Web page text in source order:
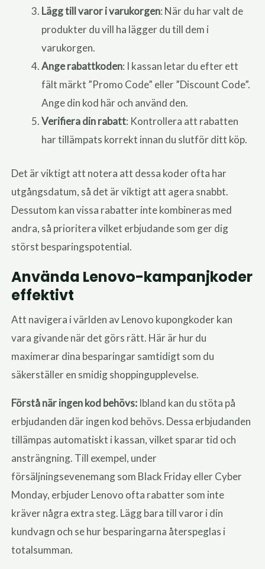
Lägg till varor i varukorgen: När du har valt de
produkter du vill ha lägger du till dem i
varukorgen.
Ange rabattkoden: I kassan letar du efter ett
fält märkt ”Promo Code” eller ”Discount Code”.
Ange din kod här och använd den.
Verifiera din rabatt: Kontrollera att rabatten
har tillämpats korrekt innan du slutför ditt köp.
Det är viktigt att notera att dessa koder ofta har
utgångsdatum, så det är viktigt att agera snabbt.
Dessutom kan vissa rabatter inte kombineras med
andra, så prioritera vilket erbjudande som ger dig
störst besparingspotential.
Använda Lenovo-kampanjkoder
effektivt
Att navigera i världen av Lenovo kupongkoder kan
vara givande när det görs rätt. Här är hur du
maximerar dina besparingar samtidigt som du
säkerställer en smidig shoppingupplevelse.
Förstå när ingen kod behövs: Ibland kan du stöta på
erbjudanden där ingen kod behövs. Dessa erbjudanden
tillämpas automatiskt i kassan, vilket sparar tid och
ansträngning. Till exempel, under
försäljningsevenemang som Black Friday eller Cyber
Monday, erbjuder Lenovo ofta rabatter som inte
kräver några extra steg. Lägg bara till varor i din
kundvagn och se hur besparingarna återspeglas i
totalsumman.